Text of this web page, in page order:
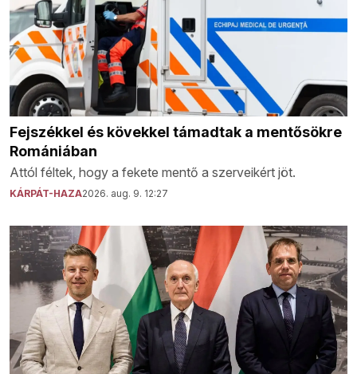
Fejszékkel és kövekkel támadtak a mentősökre
Romániában
Attól féltek, hogy a fekete mentő a szerveikért jöt.
KÁRPÁT-HAZA2026. aug. 9. 12:27